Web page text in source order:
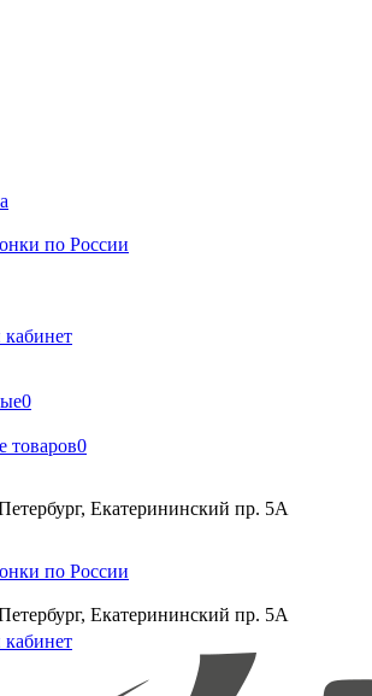
по России
0
товаров0
Екатерининский пр. 5А
по России
Екатерининский пр. 5А